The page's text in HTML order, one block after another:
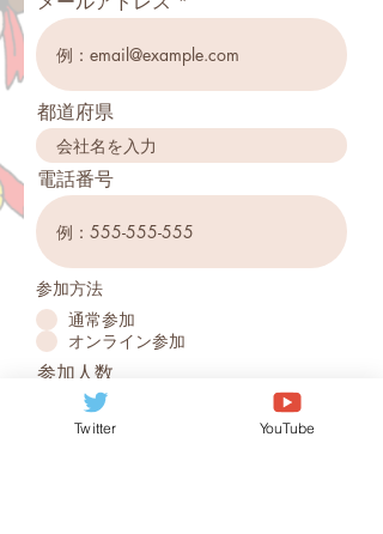
☆ Registration fee, annual membership fee,
都道府県
電話番号
参加方法
通常参加
オンライン参加
参加人数
Twitter YouTube